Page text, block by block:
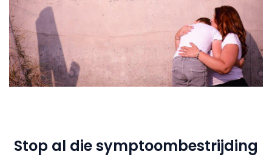
Stop al die symptoombestrijding